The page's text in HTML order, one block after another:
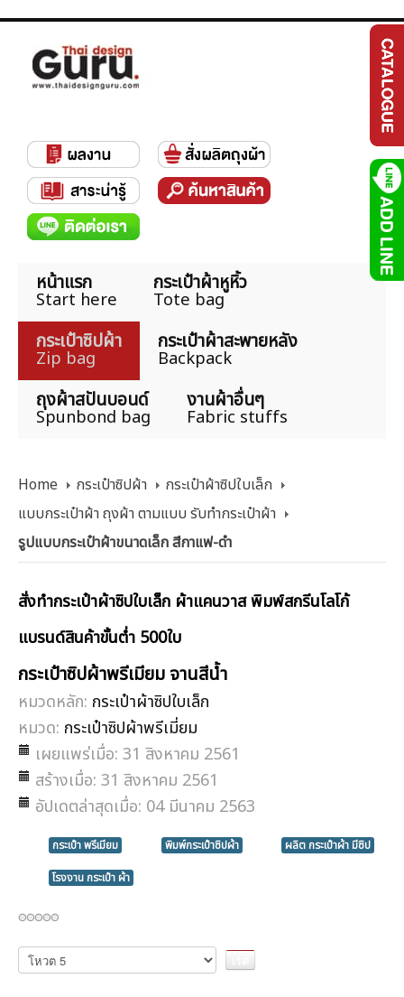
หน้าแรก
Start here
กระเป๋าผ้าหูหิ้ว
Tote bag
กระเป๋าซิปผ้า
Zip bag
กระเป๋าผ้าสะพายหลัง
Backpack
ถุงผ้าสปันบอนด์
Spunbond bag
งานผ้าอื่นๆ
Fabric stuffs
Home กระเป๋าซิปผ้า
กระเป๋าผ้าซิปใบเล็ก
แบบกระเป๋าผ้า ถุงผ้า ตามแบบ รับทำกระเป๋าผ้า
รูปแบบกระเป๋าผ้าขนาดเล็ก สีกาแฟ-ดำ
สั่งทำกระเป๋าผ้าซิปใบเล็ก ผ้าแคนวาส พิมพ์สกรีนโลโก้
แบรนด์สินค้าขั้นต่ำ 500ใบ
กระเป๋าซิปผ้าพรีเมียม จานสีน้ำ
หมวดหลัก: กระเป๋าผ้าซิปใบเล็ก
หมวด: กระเป๋าซิปผ้าพรีเมี่ยม
เผยแพร่เมื่อ: 31 สิงหาคม 2561
สร้างเมื่อ: 31 สิงหาคม 2561
อัปเดตล่าสุดเมื่อ: 04 มีนาคม 2563
กระเป๋า พรีเมียม พิมพ์กระเป๋าซิปผ้า
ผลิต กระเป๋าผ้า มีซิป
โรงงาน กระเป๋า ผ้า
กรุณา
ให้